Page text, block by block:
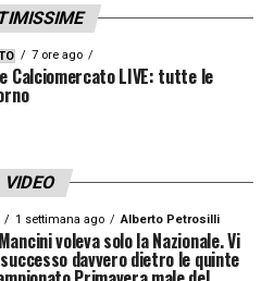
7 ore ago
Calciomercato LIVE: tutte le
VIDEO
1 settimana ago Alberto Petrosilli
voleva solo la Nazionale. Vi
davvero dietro le quinte